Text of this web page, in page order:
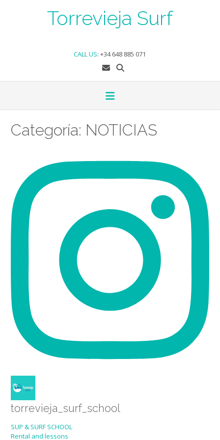
Torrevieja Surf
CALL US: +34 648 885 071
Categoría: NOTICIAS
torrevieja_surf_school
SUP & SURF SCHOOL
Rental and lessons